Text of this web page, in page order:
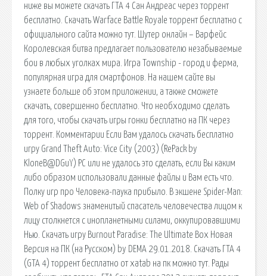
ниже вы можете скачать ГТА 4 Сан Андреас через торрент
бесплатно. Скачать Warface Battle Royale торрент бесплатно с
официального сайта можно тут. Шутер онлайн – Варфейс
Королевская битва предлагает пользователю незабываемые
бои в любых уголках мира. Игра Township - город и ферма,
популярная игра для смартфонов. На нашем сайте вы
узнаете больше об этом приложении, а также сможете
скачать, совершенно бесплатно. Что необходимо сделать
для того, чтобы скачать игры гонки бесплатно на ПК через
торрент. Комментарии Если Вам удалось скачать бесплатно
игру Grand Theft Auto: Vice City (2003) (RePack by
KloneB@DGuY) PC или не удалось это сделать, если Вы каким
либо образом использовали данные файлы и Вам есть что.
Полку игр про Человека-паука прибыло. В экшене Spider-Man:
Web of Shadows знаменитый спасатель человечества лицом к
лицу столкнется с инопланетными силами, оккупировавшими
Нью. Скачать игру Burnout Paradise: The Ultimate Box Новая
Версия на ПК (на Русском) by DEMA 29.01.2018. Скачать ГТА 4
(GTA 4) торрент бесплатно от xatab на пк можно тут. Рады